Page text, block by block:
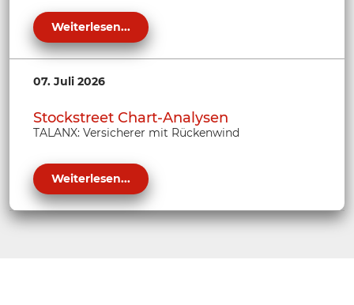
Weiterlesen...
07. Juli 2026
Stockstreet Chart-Analysen
TALANX: Versicherer mit Rückenwind
Weiterlesen...